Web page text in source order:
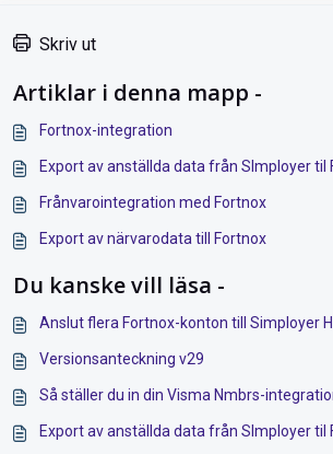
Skriv ut
Artiklar i denna mapp -
Fortnox-integration
Export av anställda data från SImployer til
Frånvarointegration med Fortnox
Export av närvarodata till Fortnox
Du kanske vill läsa -
Anslut flera Fortnox-konton till Simployer
Versionsanteckning v29
Så ställer du in din Visma Nmbrs-
Export av anställda data från SImployer til